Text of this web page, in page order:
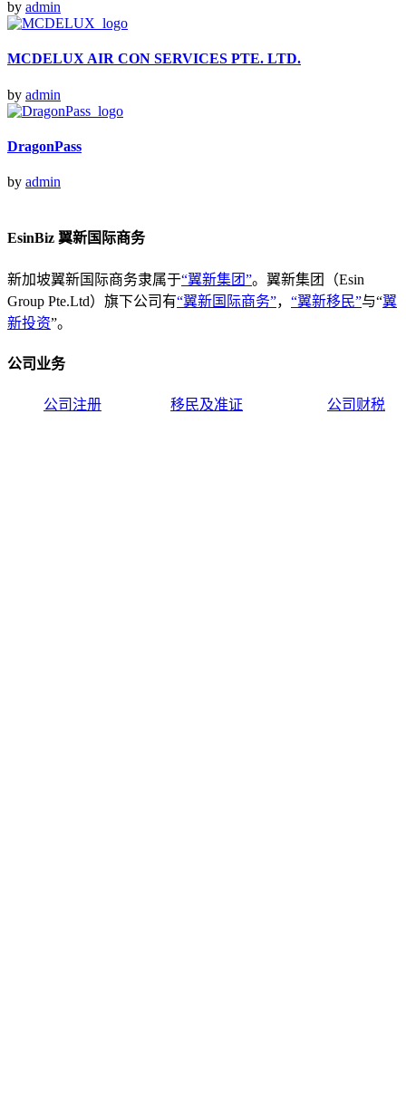
by admin
MCDELUX AIR CON SERVICES PTE. LTD.
by admin
DragonPass
by admin
EsinBiz 翼新国际商务
新加坡翼新国际商务隶属于“翼新集团”。翼新集团（Esin
Group Pte.Ltd）旗下公司有“翼新国际商务”， “翼新移民”与“翼
新投资”。
公司业务
公司注册 移民及准证 公司财税